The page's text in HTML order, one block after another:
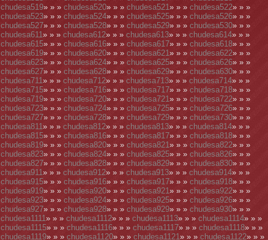
chudesa519» » » chudesa520» » » chudesa521» » » chudesa522» » »
chudesa523» » » chudesa524» » » chudesa525» » » chudesa526» » »
chudesa527» » » chudesa528» » » chudesa529» » » chudesa530» » »
chudesa611» » » chudesa612» » » chudesa613» » » chudesa614» » »
chudesa615» » » chudesa616» » » chudesa617» » » chudesa618» » »
chudesa619» » » chudesa620» » » chudesa621» » » chudesa622» » »
chudesa623» » » chudesa624» » » chudesa625» » » chudesa626» » »
chudesa627» » » chudesa628» » » chudesa629» » » chudesa630» » »
chudesa711» » » chudesa712» » » chudesa713» » » chudesa714» » »
chudesa715» » » chudesa716» » » chudesa717» » » chudesa718» » »
chudesa719» » » chudesa720» » » chudesa721» » » chudesa722» » »
chudesa723» » » chudesa724» » » chudesa725» » » chudesa726» » »
chudesa727» » » chudesa728» » » chudesa729» » » chudesa730» » »
chudesa811» » » chudesa812» » » chudesa813» » » chudesa814» » »
chudesa815» » » chudesa816» » » chudesa817» » » chudesa818» » »
chudesa819» » » chudesa820» » » chudesa821» » » chudesa822» » »
chudesa823» » » chudesa824» » » chudesa825» » » chudesa826» » »
chudesa827» » » chudesa828» » » chudesa829» » » chudesa830» » »
chudesa911» » » chudesa912» » » chudesa913» » » chudesa914» » »
chudesa915» » » chudesa916» » » chudesa917» » » chudesa918» » »
chudesa919» » » chudesa920» » » chudesa921» » » chudesa922» » »
chudesa923» » » chudesa924» » » chudesa925» » » chudesa926» » »
chudesa927» » » chudesa928» » » chudesa929» » » chudesa930» » »
chudesa1111» » » chudesa1112» » » chudesa1113» » » chudesa1114» » »
chudesa1115» » » chudesa1116» » » chudesa1117» » » chudesa1118» » »
chudesa1119» » » chudesa1120» » » chudesa1121» » » chudesa1122» » »